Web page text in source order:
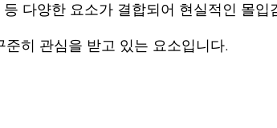
다양한 요소가 결합되어 현실적인 몰입
준히 관심을 받고 있는 요소입니다.